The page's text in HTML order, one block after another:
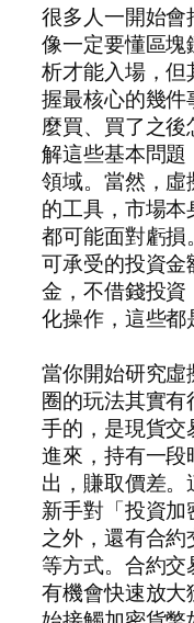
很多人一開始
像一定要懂區
析才能入場，
握最核心的幾
麼買、買了之
解這些基本問
領域。當然，
的工具，市場
都可能面對虧
可承受的投資
金，不借錢投
化操作，這些都
當你開始研究
圈的玩法其實
手的，是現貨
進來，持有一
出，賺取價差
新手對「投資
之外，還有合
等方式。合約
有機會快速放